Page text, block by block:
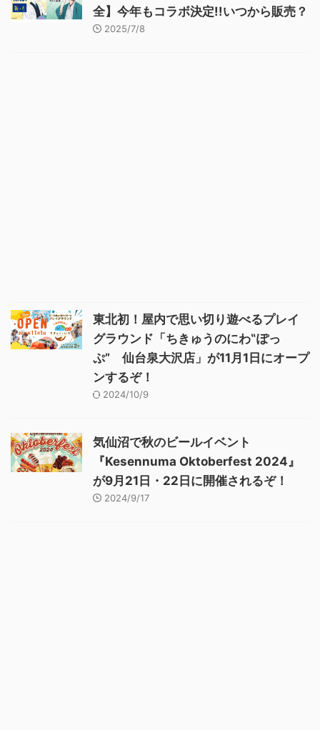
全】今年もコラボ決定!!いつから販売？
2025/7/8
東北初！屋内で思い切り遊べるプレイ
グラウンド「ちきゅうのにわ‟ぽっ
ぷ” 仙台泉大沢店」が11月1日にオープ
ンするぞ！
2024/10/9
気仙沼で秋のビールイベント
『Kesennuma Oktoberfest 2024』
が9月21日・22日に開催されるぞ！
2024/9/17